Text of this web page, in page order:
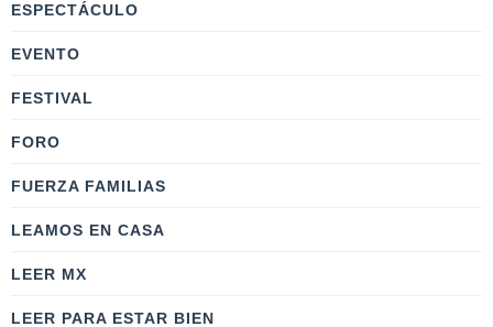
ESPECTÁCULO
EVENTO
FESTIVAL
FORO
FUERZA FAMILIAS
LEAMOS EN CASA
LEER MX
LEER PARA ESTAR BIEN